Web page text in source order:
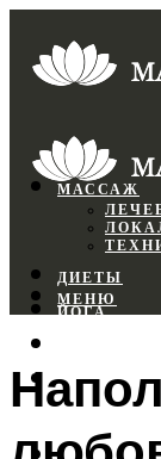
МАССАЖ
ДИЕТЫ
ЙОГА
ФИТНЕС
МЕНЮ